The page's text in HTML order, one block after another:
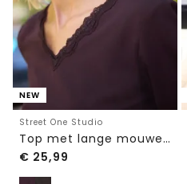
NEW
Street One Studio
Top met lange mouwen, V-hals en kant
€ 25,99